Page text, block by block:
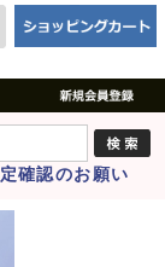
確認のお願い